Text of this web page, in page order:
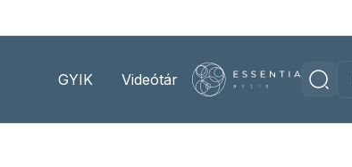
GYIK Videótár